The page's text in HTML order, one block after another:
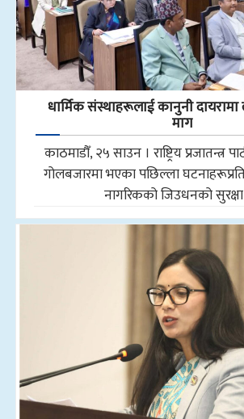
धार्मिक संस्थाहरूलाई कानुनी
माग
काठमाडौँ, २५ साउन । राष्ट्रिय प्रजातन्त्र
गोलबजारमा भएका पछिल्ला घटनाहरूप्रति
नागरिकको जिउधनको